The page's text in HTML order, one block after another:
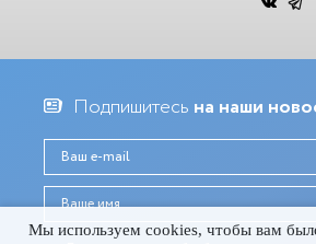
Подпишитесь на наши
Мы используем cookies, чтобы вам